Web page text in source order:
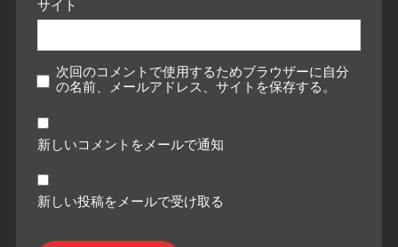
サイト
次回のコメントで使用するためブラウザーに自分
の名前、メールアドレス、サイトを保存する。
新しいコメントをメールで通知
新しい投稿をメールで受け取る